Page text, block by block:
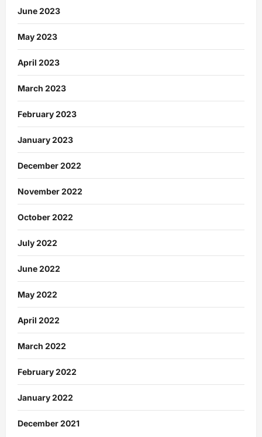
June 2023
May 2023
April 2023
March 2023
February 2023
January 2023
December 2022
November 2022
October 2022
July 2022
June 2022
May 2022
April 2022
March 2022
February 2022
January 2022
December 2021